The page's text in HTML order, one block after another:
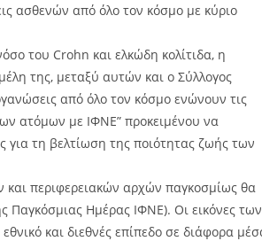
ασθενών από όλο τον κόσμο με κύριο
του Crohn και ελκώδη κολίτιδα, η
της, μεταξύ αυτών και ο Σύλλογος
από όλο τον κόσμο ενώνουν τις
ατόμων με ΙΦΝΕ” προκειμένου να
για τη βελτίωση της ποιότητας ζωής των
και περιφερειακών αρχών παγκοσμίως θα
Ημέρας ΙΦΝΕ). Οι εικόνες των
και διεθνές επίπεδο σε διάφορα